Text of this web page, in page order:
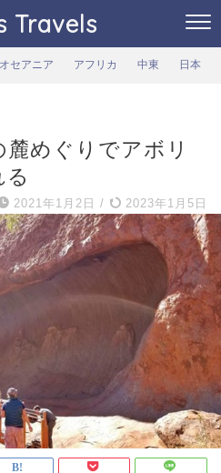
Travels
セアニア アフリカ 中東 日本
めぐりでアボリ
2021年1月2日 / 2023年1月5日